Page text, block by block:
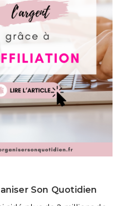
Son Quotidien